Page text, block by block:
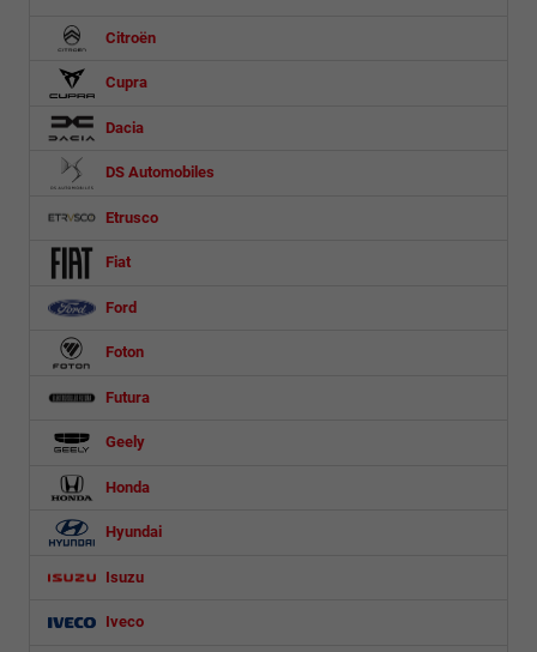
Citroën
Cupra
Dacia
DS Automobiles
Etrusco
Fiat
Ford
Foton
Futura
Geely
Honda
Hyundai
Isuzu
Iveco